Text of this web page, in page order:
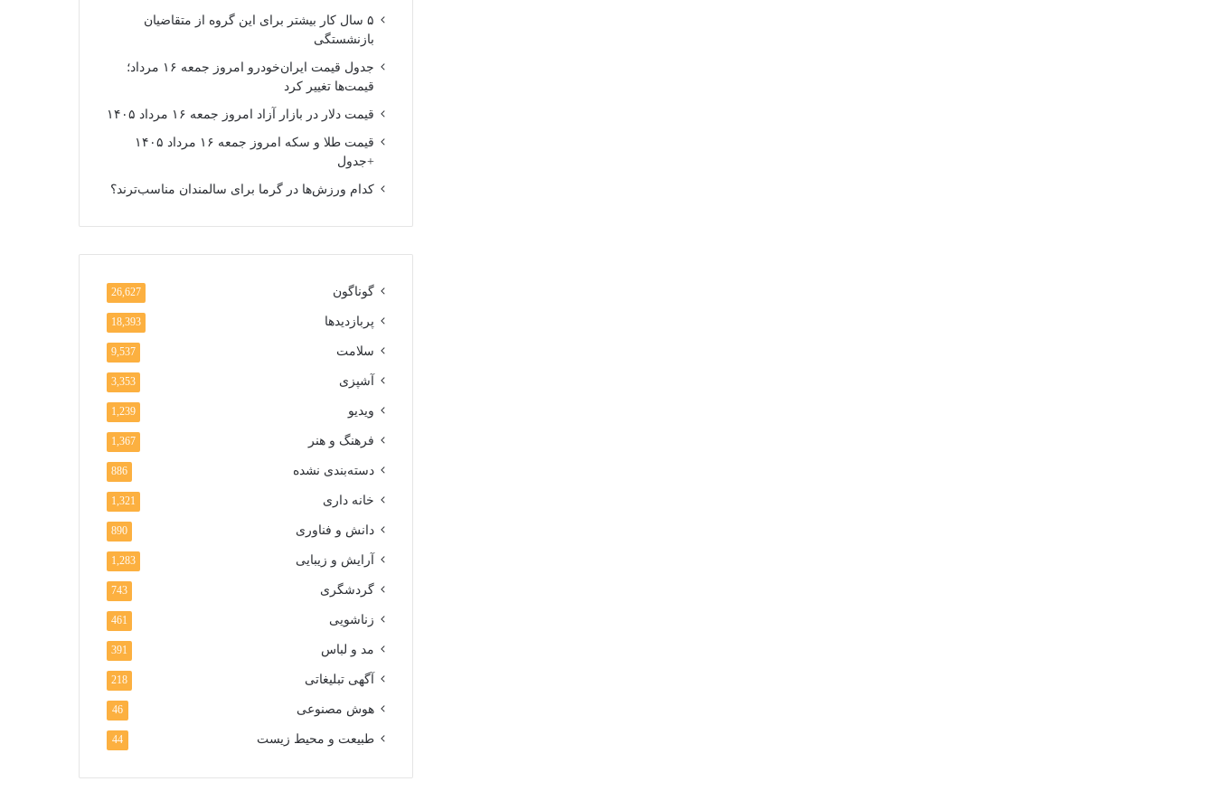
۵ سال کار بیشتر برای این گروه از متقاضیان
بازنشستگی
جدول قیمت ایران‌خودرو امروز جمعه ۱۶ مرداد؛
قیمت‌ها تغییر کرد
قیمت دلار در بازار آزاد امروز جمعه ۱۶ مرداد ۱۴۰۵
قیمت طلا و سکه امروز جمعه ۱۶ مرداد ۱۴۰۵
+جدول
کدام ورزش‌ها در گرما برای سالمندان مناسب‌ترند؟
گوناگون 26,627
پربازدیدها 18,393
سلامت 9,537
آشپزی 3,353
ویدیو 1,239
فرهنگ و هنر 1,367
دسته‌بندی نشده 886
خانه داری 1,321
دانش و فناوری 890
آرایش و زیبایی 1,283
گردشگری 743
زناشویی 461
مد و لباس 391
آگهی تبلیغاتی 218
هوش مصنوعی 46
طبیعت و محیط زیست 44